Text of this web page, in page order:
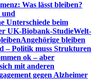
Was lässt bleiben?
und
Unterschiede beim
UK-Biobank-StudieWelt-
Angehörige bleiben
– Politik muss Strukturen
ok – aber
mit anderen
gegen Alzheimer